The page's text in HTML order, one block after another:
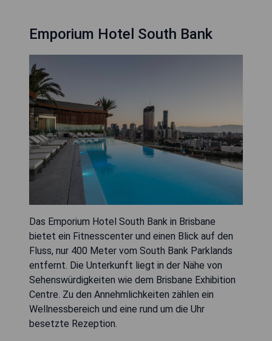
Emporium Hotel South Bank
Das Emporium Hotel South Bank in Brisbane
bietet ein Fitnesscenter und einen Blick auf den
Fluss, nur 400 Meter vom South Bank Parklands
entfernt. Die Unterkunft liegt in der Nähe von
Sehenswürdigkeiten wie dem Brisbane Exhibition
Centre. Zu den Annehmlichkeiten zählen ein
Wellnessbereich und eine rund um die Uhr
besetzte Rezeption.